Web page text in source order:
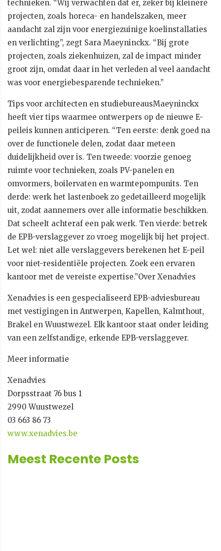
technieken. “Wij verwachten dat er, zeker bij kleinere
projecten, zoals horeca- en handelszaken, meer
aandacht zal zijn voor energiezuinige koelinstallaties
en verlichting”, zegt Sara Maeyninckx. “Bij grote
projecten, zoals ziekenhuizen, zal de impact minder
groot zijn, omdat daar in het verleden al veel aandacht
was voor energiebesparende technieken.”
Tips voor architecten en studiebureausMaeyninckx
heeft vier tips waarmee ontwerpers op de nieuwe E-
peileis kunnen anticiperen. “Ten eerste: denk goed na
over de functionele delen, zodat daar meteen
duidelijkheid over is. Ten tweede: voorzie genoeg
ruimte voor technieken, zoals PV-panelen en
omvormers, boilervaten en warmtepompunits. Ten
derde: werk het lastenboek zo gedetailleerd mogelijk
uit, zodat aannemers over alle informatie beschikken.
Dat scheelt achteraf een pak werk. Ten vierde: betrek
de EPB-verslaggever zo vroeg mogelijk bij het project.
Let wel: niet alle verslaggevers berekenen het E-peil
voor niet-residentiële projecten. Zoek een ervaren
kantoor met de vereiste expertise.”Over Xenadvies
Xenadvies is een gespecialiseerd EPB-adviesbureau
met vestigingen in Antwerpen, Kapellen, Kalmthout,
Brakel en Wuustwezel. Elk kantoor staat onder leiding
van een zelfstandige, erkende EPB-verslaggever.
Meer informatie
Xenadvies
Dorpsstraat 76 bus 1
2990 Wuustwezel
03 663 86 73
www.xenadvies.be
Meest Recente Posts